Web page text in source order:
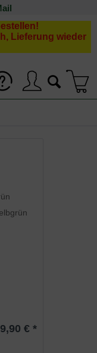
Lieferung wieder
€ *